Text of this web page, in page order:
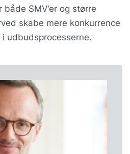
SMV’er og større
skabe mere konkurrence
udbudsprocesserne.